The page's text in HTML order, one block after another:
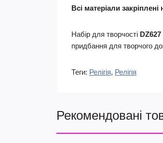
Всі матеріали
Набір для творчості
придбання для творчого
Теги: Релігія, Релігія
Рекомендовані